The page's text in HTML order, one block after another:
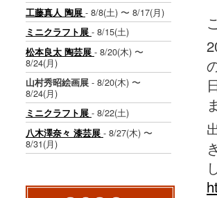
工藤真人 陶展 - 8/8(土) 〜 8/17(月)
ミニクラフト展 - 8/15(土)
松本良太 陶芸展 - 8/20(木) 〜
8/24(月)
山村秀昭絵画展 - 8/20(木) 〜
8/24(月)
ミニクラフト展 - 8/22(土)
八木澤奈々 漆芸展 - 8/27(木) 〜
8/31(月)